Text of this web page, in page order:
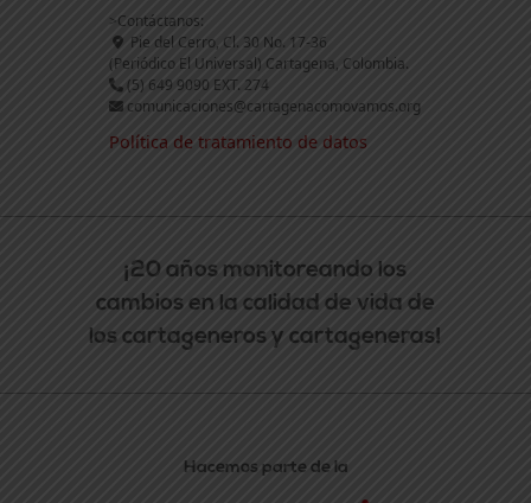
>Contáctanos:
Pie del Cerro, Cl. 30 No. 17-36
(Periódico El Universal) Cartagena, Colombia.
(5) 649 9090 EXT. 274
comunicaciones@cartagenacomovamos.org
Política de tratamiento de datos
¡20 años monitoreando los
cambios en la calidad de vida de
los cartageneros y cartageneras!
Hacemos parte de la